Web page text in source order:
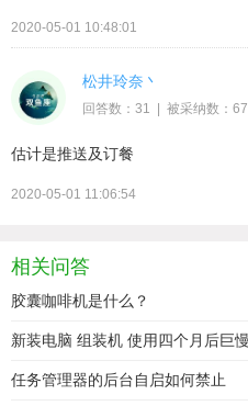
2020-05-01 10:48:01
松井玲奈丶
回答数：31 | 被采纳数：67
估计是推送及订餐
2020-05-01 11:06:54
相关问答
胶囊咖啡机是什么？
任务管理器的后台自启如何禁止